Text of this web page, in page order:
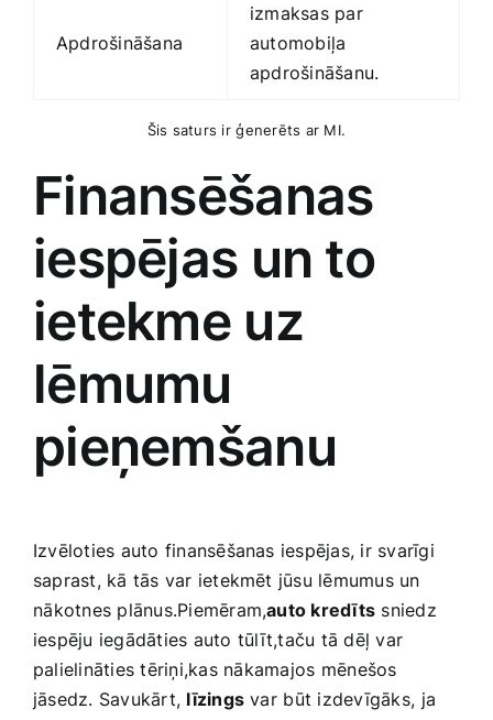
Apdrošināšana
izmaksas par
automobiļa⁢
apdrošināšanu.
Šis ‍saturs ir⁢ ģenerēts ⁣ar MI.
Finansēšanas‍
iespējas un to
ietekme uz
lēmumu
pieņemšanu
Izvēloties auto​ finansēšanas iespējas, ir svarīgi⁣
saprast, kā tās var ietekmēt jūsu lēmumus un
⁤nākotnes plānus.Piemēram,auto kredīts sniedz
iespēju iegādāties auto ⁢tūlīt,taču ​tā dēļ var
palielināties​ tēriņi,kas⁣ nākamajos⁢ mēnešos
jāsedz. Savukārt, līzings var ⁣būt izdevīgāks,⁢ ja